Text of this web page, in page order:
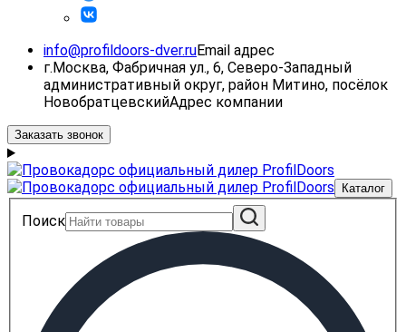
info@profildoors-dver.ruEmail адрес
г.Москва, Фабричная ул., 6, Северо-Западный
административный округ, район Митино, посёлок
НовобратцевскийАдрес компании
Заказать звонок
Каталог
Поиск